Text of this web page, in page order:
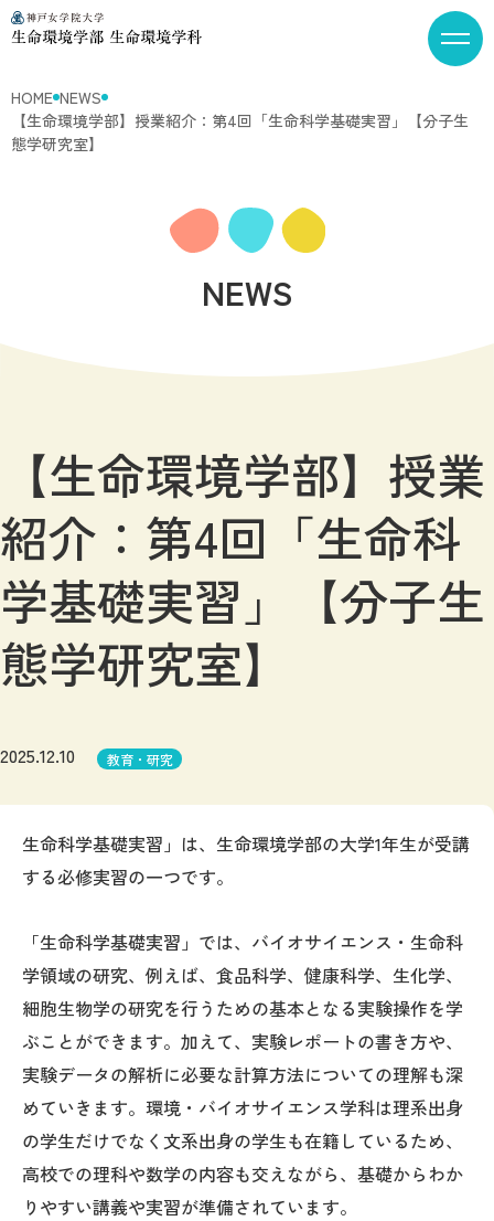
HOME NEWS
【生命環境学部】授業紹介：第4回「生命科学基礎実習」【分子生
態学研究室】
NEWS
【生命環境学部】授業
紹介：第4回「生命科
学基礎実習」【分子生
態学研究室】
2025.12.10 教育・研究
生命科学基礎実習」は、生命環境学部の大学1年生が受講
する必修実習の一つです。
「生命科学基礎実習」では、バイオサイエンス・生命科
学領域の研究、例えば、食品科学、健康科学、生化学、
細胞生物学の研究を行うための基本となる実験操作を学
ぶことができます。加えて、実験レポートの書き方や、
実験データの解析に必要な計算方法についての理解も深
めていきます。環境・バイオサイエンス学科は理系出身
の学生だけでなく文系出身の学生も在籍しているため、
高校での理科や数学の内容も交えながら、基礎からわか
りやすい講義や実習が準備されています。